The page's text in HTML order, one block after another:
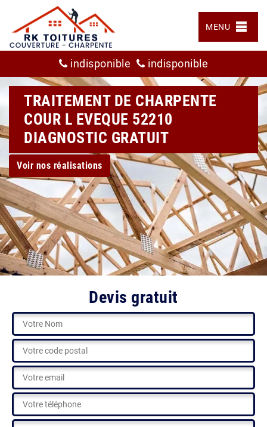
MENU
indisponible indisponible
TRAITEMENT DE CHARPENTE
COUR L EVEQUE 52210
DIAGNOSTIC GRATUIT
Voir nos réalisations
Devis gratuit